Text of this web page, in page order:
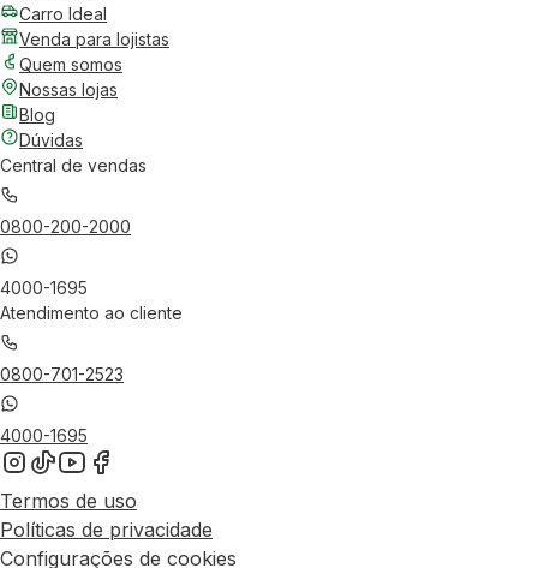
Carro Ideal
Venda para lojistas
Quem somos
Nossas lojas
Blog
Dúvidas
Central de vendas
0800-200-2000
4000-1695
Atendimento ao cliente
0800-701-2523
4000-1695
Termos de uso
Políticas de privacidade
Configurações de cookies